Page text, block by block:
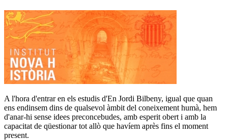
A l'hora d'entrar en els estudis d'En Jordi Bilbeny, igual que quan
ens endinsem dins de qualsevol àmbit del coneixement humà, hem
d'anar-hi sense idees preconcebudes, amb esperit obert i amb la
capacitat de qüestionar tot allò que havíem après fins el moment
present.